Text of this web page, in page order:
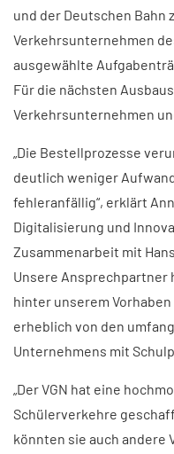
und der Deutschen Bahn
Verkehrsunternehmen
ausgewählte
Für die nächsten
Verkehrsunternehmen
„Die Bestellprozesse
deutlich weniger
fehleranfällig“, erklärt
Digitalisierung und
Zusammenarbeit mit
Unsere Ansprechpartner
hinter unserem
erheblich von den
Unternehmens mit
„Der VGN hat eine
Schülerverkehre
könnten sie auch andere